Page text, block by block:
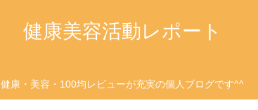
健康美容活動レポート
健康・美容・100均レビューが充実の個人ブログです^^